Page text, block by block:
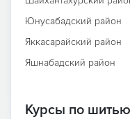
Юнусабадский район
Яккасарайский район
Яшнабадский район
Курсы по